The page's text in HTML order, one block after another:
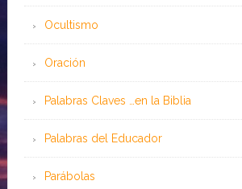
Ocultismo
Oración
Palabras Claves …en la Biblia
Palabras del Educador
Parábolas